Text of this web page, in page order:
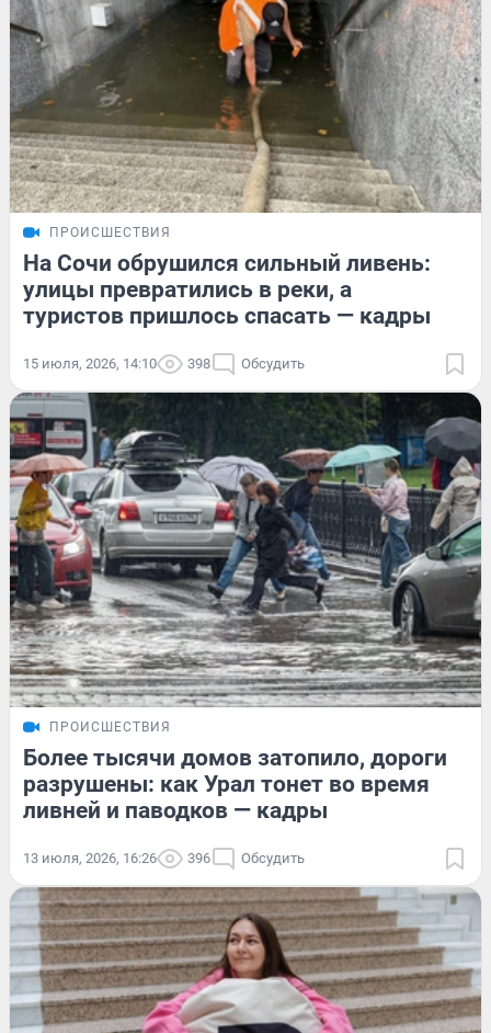
ПРОИСШЕСТВИЯ
На Сочи обрушился сильный ливень:
улицы превратились в реки, а
туристов пришлось спасать — кадры
15 июля, 2026, 14:10 398 Обсудить
ПРОИСШЕСТВИЯ
Более тысячи домов затопило, дороги
разрушены: как Урал тонет во время
ливней и паводков — кадры
13 июля, 2026, 16:26 396 Обсудить